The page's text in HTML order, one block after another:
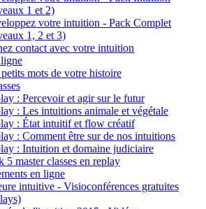
1 et 2)
votre intuition - Pack Complet
1, 2 et 3)
contact avec votre intuition
mots de votre histoire
: Percevoir et agir sur le futur
: Les intuitions animale et végétale
: État intuitif et flow créatif
: Comment être sur de nos intuitions
: Intuition et domaine judiciaire
5 master classes en replay
en ligne
intuitive - Visioconférences gratuites